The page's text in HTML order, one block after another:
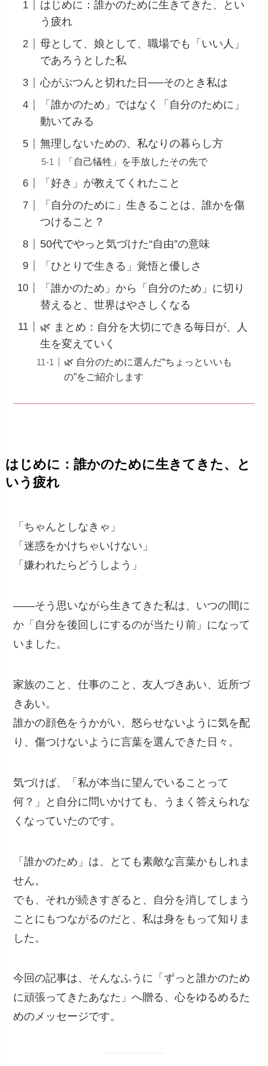
はじめに：誰かのために生きてきた、とい
う疲れ
母として、娘として、職場でも「いい人」
であろうとした私
心がぷつんと切れた日──そのとき私は
「誰かのため」ではなく「自分のために」
動いてみる
無理しないための、私なりの暮らし方
「自己犠牲」を手放したその先で
「好き」が教えてくれたこと
「自分のために」生きることは、誰かを傷
つけること？
50代でやっと気づけた“自由”の意味
「ひとりで生きる」覚悟と優しさ
「誰かのため」から「自分のため」に切り
替えると、世界はやさしくなる
🌿 まとめ：自分を大切にできる毎日が、人
生を変えていく
🌿 自分のために選んだ“ちょっといいも
の”をご紹介します
はじめに：誰かのために生きてきた、と
いう疲れ
「ちゃんとしなきゃ」
「迷惑をかけちゃいけない」
「嫌われたらどうしよう」
——そう思いながら生きてきた私は、いつの間に
か「自分を後回しにするのが当たり前」になって
いました。
家族のこと、仕事のこと、友人づきあい、近所づ
きあい。
誰かの顔色をうかがい、怒らせないように気を配
り、傷つけないように言葉を選んできた日々。
気づけば、「私が本当に望んでいることって
何？」と自分に問いかけても、うまく答えられな
くなっていたのです。
「誰かのため」は、とても素敵な言葉かもしれま
せん。
でも、それが続きすぎると、自分を消してしまう
ことにもつながるのだと、私は身をもって知りま
した。
今回の記事は、そんなふうに「ずっと誰かのため
に頑張ってきたあなた」へ贈る、心をゆるめるた
めのメッセージです。